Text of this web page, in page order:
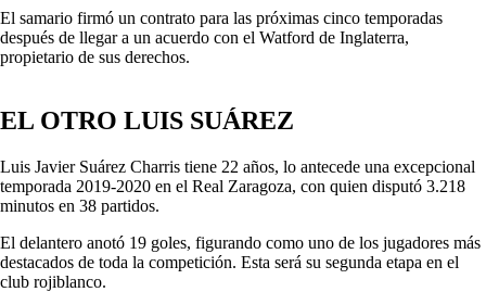
El samario firmó un contrato para las próximas cinco temporadas
después de llegar a un acuerdo con el Watford de Inglaterra,
propietario de sus derechos.
EL OTRO LUIS SUÁREZ
Luis Javier Suárez Charris tiene 22 años, lo antecede una excepcional
temporada 2019-2020 en el Real Zaragoza, con quien disputó 3.218
minutos en 38 partidos.
El delantero anotó 19 goles, figurando como uno de los jugadores más
destacados de toda la competición. Esta será su segunda etapa en el
club rojiblanco.